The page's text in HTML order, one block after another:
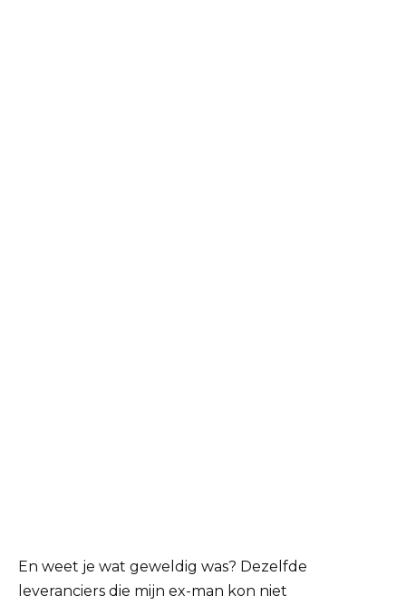
En weet je wat geweldig was? Dezelfde
leveranciers die mijn ex-man kon niet